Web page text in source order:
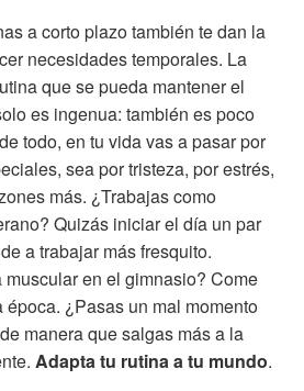
a corto plazo también te dan la
necesidades temporales. La
que se pueda mantener el
es ingenua: también es poco
todo, en tu vida vas a pasar por
sea por tristeza, por estrés,
más. ¿Trabajas como
Quizás iniciar el día un par
a trabajar más fresquito.
muscular en el gimnasio? Come
¿Pasas un mal momento
manera que salgas más a la
Adapta tu rutina a tu mundo.